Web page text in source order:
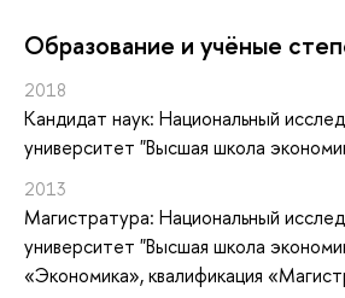
Oбразование и учёные
2018
Кандидат наук: Национальный
университет "Высшая школа
2013
Магистратура: Национальный
университет "Высшая школа
«Экономика», квалификация